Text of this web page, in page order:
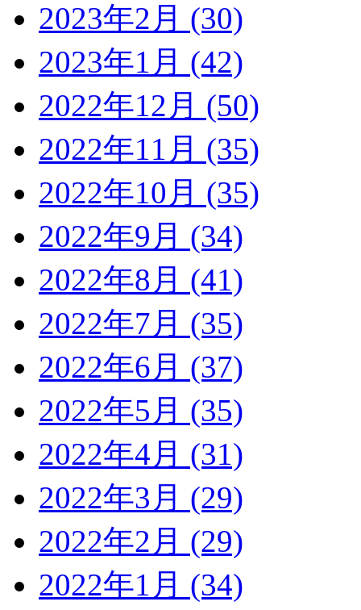
2023年2月 (30)
2023年1月 (42)
2022年12月 (50)
2022年11月 (35)
2022年10月 (35)
2022年9月 (34)
2022年8月 (41)
2022年7月 (35)
2022年6月 (37)
2022年5月 (35)
2022年4月 (31)
2022年3月 (29)
2022年2月 (29)
2022年1月 (34)